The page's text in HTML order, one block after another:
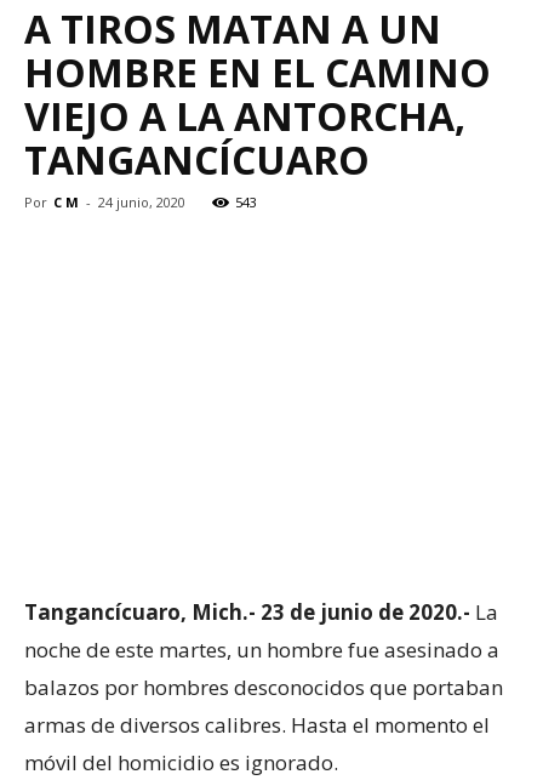
A TIROS MATAN A UN
HOMBRE EN EL CAMINO
VIEJO A LA ANTORCHA,
TANGANCÍCUARO
Por C M - 24 junio, 2020 543
Tangancícuaro, Mich.- 23 de junio de 2020.- La
noche de este martes, un hombre fue asesinado a
balazos por hombres desconocidos que portaban
armas de diversos calibres. Hasta el momento el
móvil del homicidio es ignorado.